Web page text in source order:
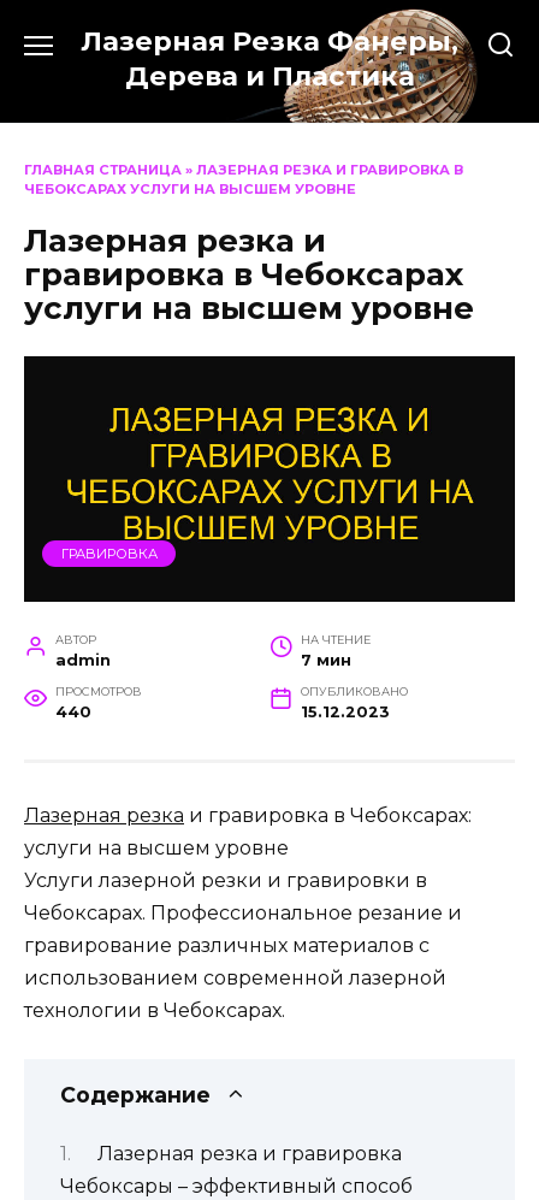
содержанию
Лазерная Резка Фанеры,
Дерева и Пластика
ГЛАВНАЯ СТРАНИЦА » ЛАЗЕРНАЯ РЕЗКА И ГРАВИРОВКА В
ЧЕБОКСАРАХ УСЛУГИ НА ВЫСШЕМ УРОВНЕ
Лазерная резка и
гравировка в Чебоксарах
услуги на высшем уровне
ГРАВИРОВКА
АВТОР
admin
НА ЧТЕНИЕ
7 мин
ПРОСМОТРОВ
440
ОПУБЛИКОВАНО
15.12.2023
Лазерная резка и гравировка в Чебоксарах:
услуги на высшем уровне
Услуги лазерной резки и гравировки в
Чебоксарах. Профессиональное резание и
гравирование различных материалов с
использованием современной лазерной
технологии в Чебоксарах.
Содержание
Лазерная резка и гравировка
Чебоксары – эффективный способ